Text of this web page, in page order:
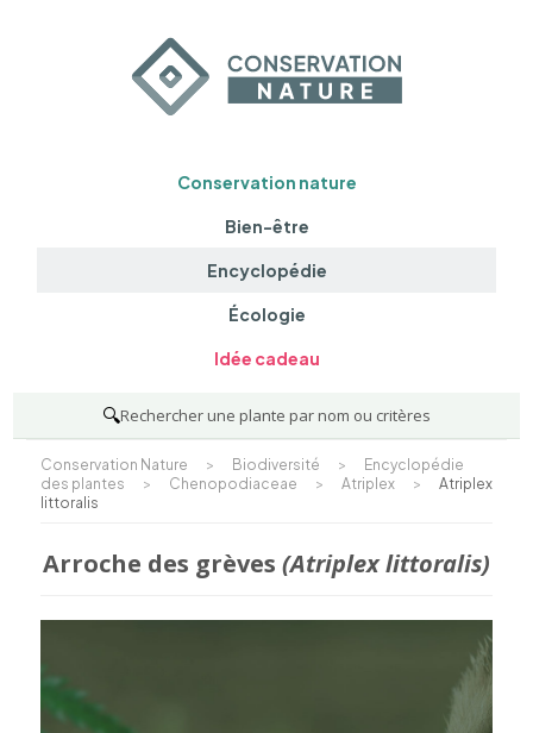
Conservation nature
Bien-être
Encyclopédie
Écologie
Idée cadeau
🔍Rechercher une plante par nom ou critères
Conservation Nature > Biodiversité >
Encyclopédie
des plantes
> Chenopodiaceae > Atriplex >
Atriplex
littoralis
Arroche des grèves (Atriplex littoralis)